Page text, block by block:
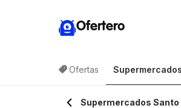
Ofertero
Ofertas Supermercados
Supermercados Santo